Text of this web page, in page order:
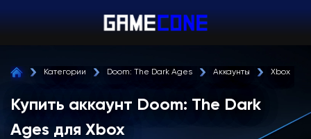
Категории Doom: The Dark Ages Аккаунты Xbox
Купить аккаунт Doom: The Dark
Ages для Xbox